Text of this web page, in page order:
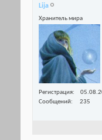
Lija
Хранитель мира
Регистрация
Сообщений
235